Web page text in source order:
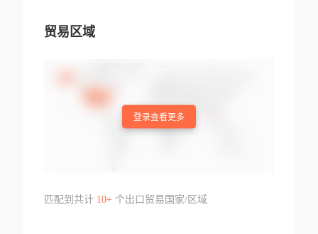
贸易区域
登录查看更多
匹配到共计 10+个出口贸易国家/区域